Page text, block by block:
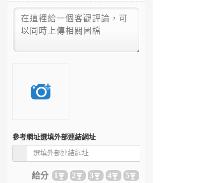
參考網址選填外部連結網址
給分 1 2 3 4 5